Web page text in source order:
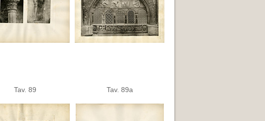
Tav. 89 Tav. 89a